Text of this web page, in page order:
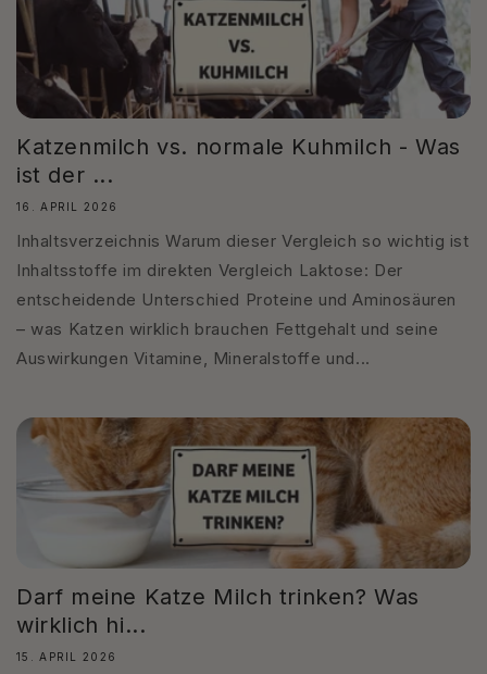
Katzenmilch vs. normale Kuhmilch - Was
ist der ...
16. APRIL 2026
Inhaltsverzeichnis Warum dieser Vergleich so wichtig ist
Inhaltsstoffe im direkten Vergleich Laktose: Der
entscheidende Unterschied Proteine und Aminosäuren
– was Katzen wirklich brauchen Fettgehalt und seine
Auswirkungen Vitamine, Mineralstoffe und...
Darf meine Katze Milch trinken? Was
wirklich hi...
15. APRIL 2026